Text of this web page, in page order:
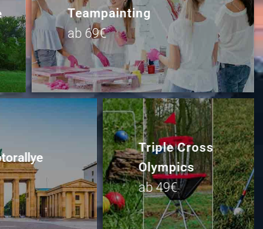
Teampainting
ab 69€
Triple Cross
Olympics
ab 49€